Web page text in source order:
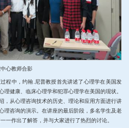
心教师合影
程中，约翰.尼普教授首先讲述了心理学在美国发
理健康、临床心理学和犯罪心理学在美国的现状。
，从心理咨询技术的历史、理论和应用方面进行讲
理咨询的演示。在讲座的最后阶段，多名学生及老
一作出了解答，并与大家进行了热烈的讨论。